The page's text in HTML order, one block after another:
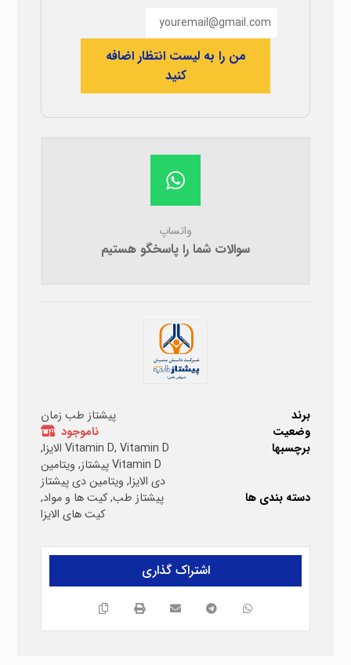
من را به لیست انتظار اضافه
کنید
واتساپ
سوالات شما را پاسخگو هستیم
برند
پیشتاز طب زمان
وضعیت
ناموجود
برچسبها
Vitamin D,Vitamin D الایزا
,
Vitamin D پیشتاز
, ویتامین
دی الایزا, ویتامین دی پیشتاز
دسته بندی ها
پیشتاز طب,کیت ها و مواد,
کیت های الایزا